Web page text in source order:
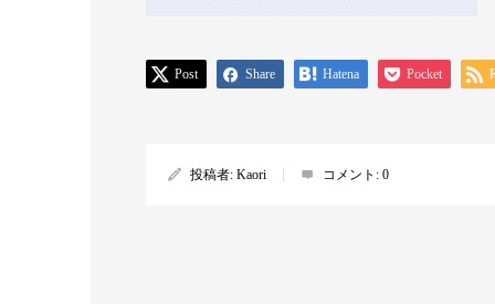
Post Share Hatena Pocket
投稿者: Kaori コメント: 0